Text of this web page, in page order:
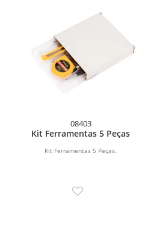
08403
Kit Ferramentas 5 Peças
Kit Ferramentas 5 Peças.